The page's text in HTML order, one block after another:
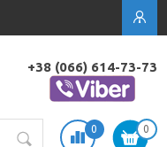
+38 (066) 614-73-73
0 0